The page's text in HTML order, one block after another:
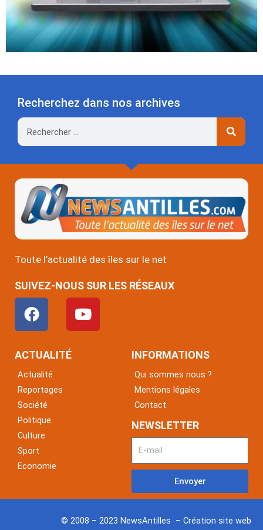
Recherchez dans nos archives
Rechercher
Toute l’actualité des îles sur le net
SUIVEZ-NOUS SUR LES RÉSEAUX
F
a
c
e
o
o
k
Y
o
u
ACTUALITÉ
Actualité
Reportages
Société
Politique
Culture
Sport
Economie
INFORMATIONS
Qui sommes nous ?
Mentions légales
Contact
NEWSLETTER
Envoyer
© 2008 – 2023 NewsAntilles – Création site web